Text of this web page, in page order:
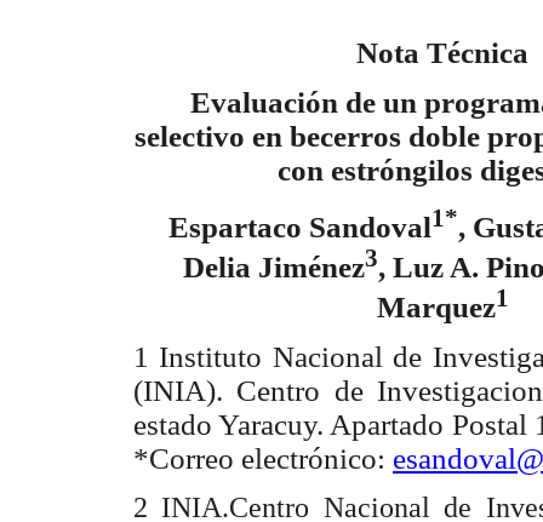
Nota Técnica
Evaluación de un
selectivo en becerros doble
con estróngilos
Espartaco Sandoval1*,
Delia Jiménez3, Luz A.
Marquez1
1 Instituto Nacional de
(INIA). Centro de
estado Yaracuy. Apartado
*Correo electrónico:
2 INIA.Centro Nacional de